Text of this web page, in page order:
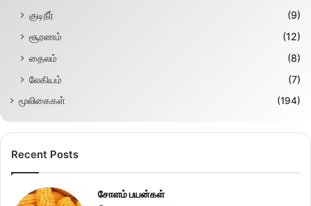
குடிநீர்
(9)
சூரணம்
(12)
தைலம்
(8)
லேகியம்
(7)
மூலிகைகள் (194)
Recent Posts
சோளம் பயன்கள்